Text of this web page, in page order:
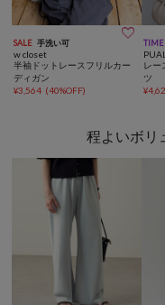
SALE 手洗い可 
w closet
半袖ドットレースフリルカー
ディガン
¥3,564 (40%OFF)
TIME
レー
ツ
¥
程よいボリ